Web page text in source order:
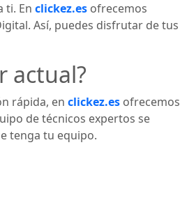
ti. En clickez.es ofrecemos
Así, puedes disfrutar de tus
actual?
rápida, en clickez.es ofrecemos
de técnicos expertos se
tenga tu equipo.